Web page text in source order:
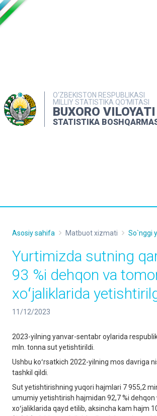
O‘ZBEKISTON RESPUBLIKASI
MILLIY STATISTIKA QO‘MITASI
BUXORO VILOYATI
STATISTIKA
MATBUOT XIZMATI
MUROJAATLAR
Asosiy sahifa Matbuot xizmati So`nggi
Yurtimizda sutning
93 %i dehqon va
xoʻjaliklarida
11/12/2023
2023-yilning yanvar-sentabr oylarida
mln. tonna sut yetishtirildi.
Ushbu koʻrsatkich 2022-yilning mos davriga
tashkil qildi.
Sut yetishtirishning yuqori hajmlari 7 955,2
umumiy yetishtirish hajmidan 92,7 %i
xoʻjaliklarida qayd etilib, aksincha kam hajm